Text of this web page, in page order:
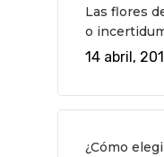
Las flores
o
14 abril,
¿Cómo